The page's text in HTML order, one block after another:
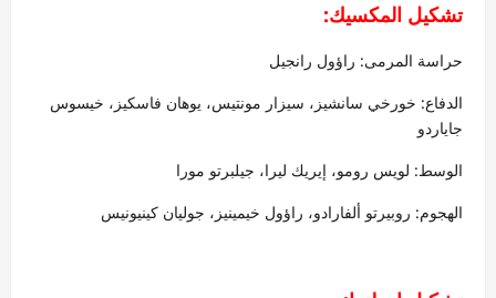
تشكيل المكسيك:
حراسة المرمى: راؤول رانجيل
الدفاع: خورخي سانشيز، سيزار مونتيس، يوهان فاسكيز، خيسوس
جاياردو
الوسط: لويس رومو، إيريك ليرا، جيلبرتو مورا
الهجوم: روبيرتو ألفارادو، راؤول خيمينيز، جوليان كينيونيس